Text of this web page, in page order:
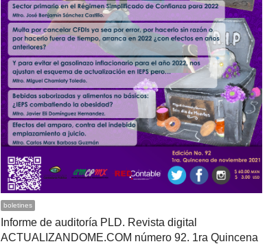
boletines
Informe de auditoría PLD. Revista digital
ACTUALIZANDOME.COM número 92. 1ra Quincena